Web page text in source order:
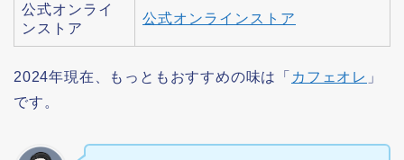
公式オンライ
ンストア
公式オンラインストア
2024年現在、もっともおすすめの味は「 カフェオレ 」
です。